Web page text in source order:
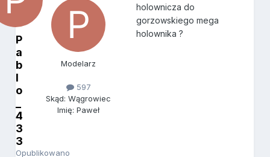
P
a
b
l
o
4
3
3
Opublikowano
Modelarz
597
Skąd: Wągrowiec
Imię: Paweł
holownicza do
gorzowskiego mega
holownika ?